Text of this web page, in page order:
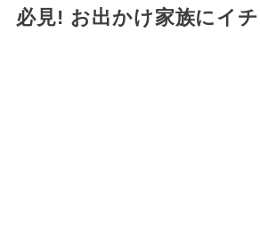
2026年10月のイベント
必見! お出かけ家族にイ